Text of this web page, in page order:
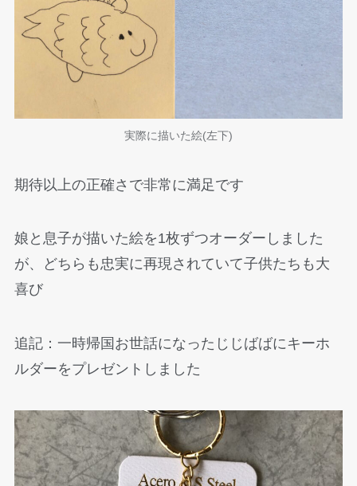
実際に描いた絵(左下)
期待以上の正確さで非常に満足です
娘と息子が描いた絵を1枚ずつオーダーしました
が、どちらも忠実に再現されていて子供たちも大
喜び
追記：一時帰国お世話になったじじばばにキーホ
ルダーをプレゼントしました